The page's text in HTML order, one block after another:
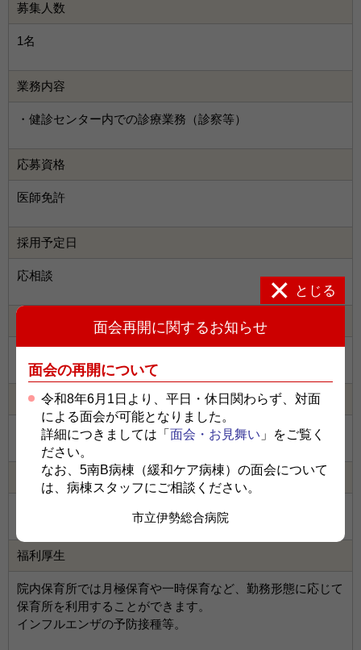
面会再開に関するお知らせ
とじる
面会の再開について
令和8年6月1日より、平日・休日関わらず、対面
による面会が可能となりました。
詳細につきましては「 面会・お見舞い 」をご覧く
ださい。
なお、5南B病棟（緩和ケア病棟）の面会について
は、病棟スタッフにご相談ください。
市立伊勢総合病院
募集人数
1名
業務内容
・健診センター内での診療業務（診察等）
応募資格
医師免許
採用予定日
応相談
給与
時給10,000円
諸手当
通勤手当（通勤距離に応じて支給）
福利厚生
院内保育所では月極保育や一時保育など、勤務形態に応じて
保育所を利用することができます。
インフルエンザの予防接種等。